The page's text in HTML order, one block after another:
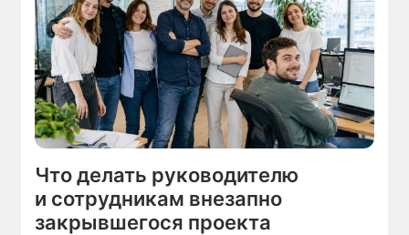
Что делать руководителю
и сотрудникам внезапно
закрывшегося проекта